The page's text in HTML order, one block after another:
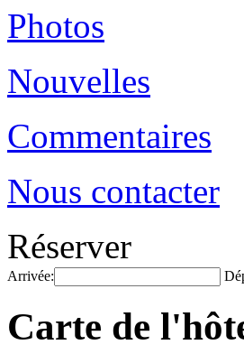
Photos
Nouvelles
Commentaires
Nous contacter
Réserver
Arrivée:
Carte de